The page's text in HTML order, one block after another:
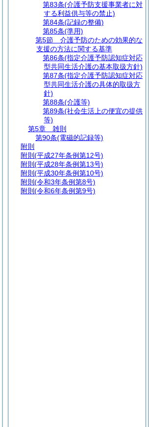
第83条(介護予防支援事業者に対
する利益供与等の禁止)
第84条(記録の整備)
第85条(準用)
第5節
介護予防のための効果的な
支援の方法に関する基準
第86条(指定介護予防認知症対応
型共同生活介護の基本取扱方針)
第87条(指定介護予防認知症対応
型共同生活介護の具体的取扱方
針)
第88条(介護等)
第89条(社会生活上の便宜の提供
等)
第5章
雑則
第90条(電磁的記録等)
附則
附則 (平成27年条例第12号)
附則 (平成28年条例第13号)
附則 (平成30年条例第10号)
附則 (令和3年条例第8号)
附則 (令和6年条例第9号)